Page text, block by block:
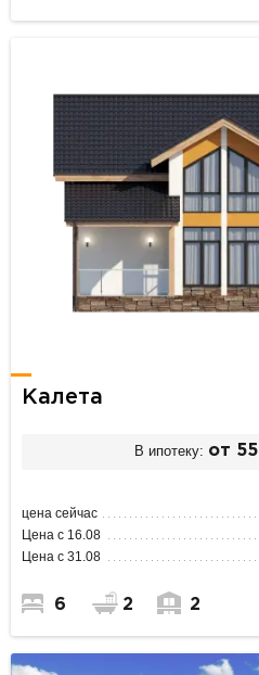
Калета
В ипотеку: от
цена сейчас
Цена с 16.08
Цена с 31.08
6 2 2